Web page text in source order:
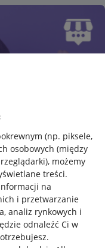
(np. piksele,
osobowych (między
, możemy
treści.
na
i przetwarzanie
analiz rynkowych i
odnaleźć Ci w